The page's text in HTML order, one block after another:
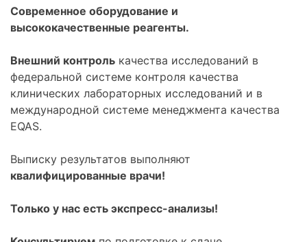
Современное оборудование и
высококачественные реагенты.
Внешний контроль качества исследований в
федеральной системе контроля качества
клинических лабораторных исследований и в
международной системе менеджмента качества
EQAS.
Выписку результатов выполняют
квалифицированные врачи!
Только у нас есть экспресс-анализы!